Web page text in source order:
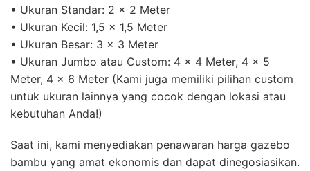
• Ukuran Standar: 2 x 2 Meter
• Ukuran Kecil: 1,5 x 1,5 Meter
• Ukuran Besar: 3 x 3 Meter
• Ukuran Jumbo atau Custom: 4 x 4 Meter, 4 x 5
Meter, 4 x 6 Meter (Kami juga memiliki pilihan custom
untuk ukuran lainnya yang cocok dengan lokasi atau
kebutuhan Anda!)
Saat ini, kami menyediakan penawaran harga gazebo
bambu yang amat ekonomis dan dapat dinegosiasikan.